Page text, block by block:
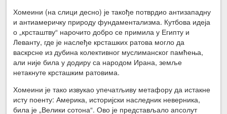
Хомеини (на слици десно) је такође потврдио антизападну
и антиамеричку природу фундаментализма. Кутбова идеја
о „крсташтву“ нарочито добро се примила у Египту и
Леванту, где је наслеђе крсташких ратова могло да
васкрсне из дубина колективног муслиманског памћења,
али није била у додиру са народом Ирана, земље
нетакнуте крсташким ратовима.
Хомеини је тако извукао упечатљиву метафору да истакне
исту поенту: Америка, историјски наследник неверника,
била је „Велики сотона“. Ово је представљало апсолут